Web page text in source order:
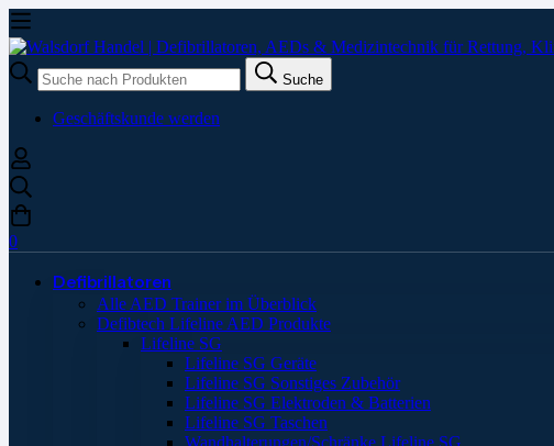
Suche
nach:
Suche
Geschäftskunde werden
0
Defibrillatoren
Alle AED Trainer im Überblick
Defibtech Lifeline AED Produkte
Lifeline SG
Lifeline SG Geräte
Lifeline SG Sonstiges Zubehör
Lifeline SG Elektroden & Batterien
Lifeline SG Taschen
Wandhalterungen/Schränke Lifeline SG